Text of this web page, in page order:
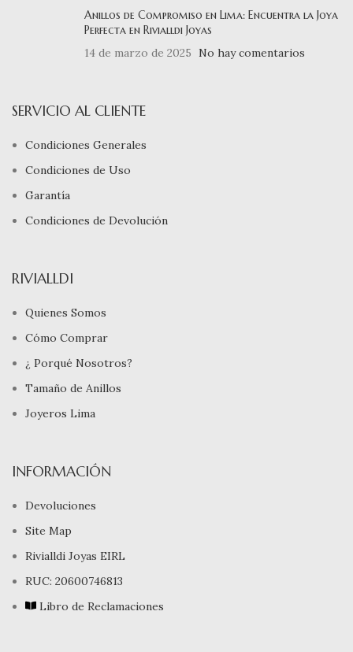
Anillos de Compromiso en Lima: Encuentra la Joya
Perfecta en Rivialldi Joyas
14 de marzo de 2025
No hay comentarios
SERVICIO AL CLIENTE
Condiciones Generales
Condiciones de Uso
Garantía
Condiciones de Devolución
RIVIALLDI
Quienes Somos
Cómo Comprar
¿ Porqué Nosotros?
Tamaño de Anillos
Joyeros Lima
INFORMACIÓN
Devoluciones
Site Map
Rivialldi Joyas EIRL
RUC: 20600746813
Libro de Reclamaciones